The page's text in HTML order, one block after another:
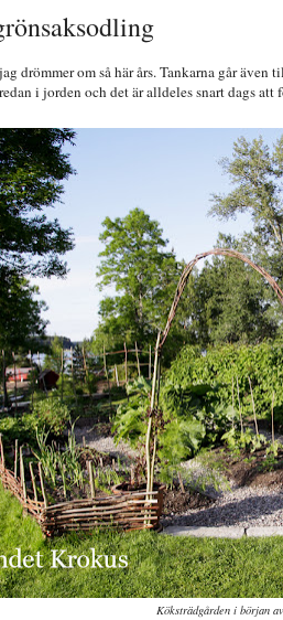
drömmer om så här års. Tankarna går
i jorden och det är alldeles snart dags att
Köksträdgården i början